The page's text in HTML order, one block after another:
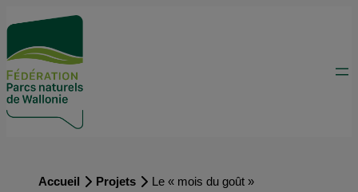
Accueil Projets Le « mois du goût »